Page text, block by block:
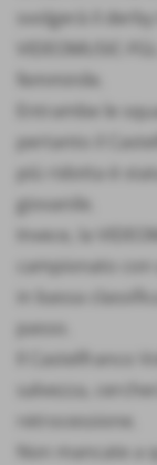
svolgerà il derby
VIDEOMUSIC-
femminile.
Entrambe le
pertanto il
più ridotta è
giovanile.
Invece, la
campionato
in bassa
passo.
Il Castelfranco
salvezza,
retrocessione.
Non mancate a